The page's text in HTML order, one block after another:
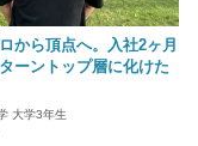
から頂点へ。入社2ヶ月
ーントップ層に化けた
大学3年生